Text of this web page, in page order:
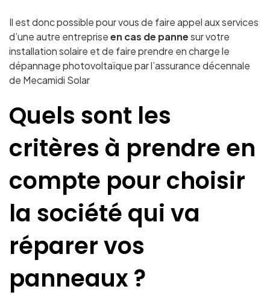
Il est donc possible pour vous de faire appel aux services
d’une autre entrepriseen cas de pannesur votre
installation solaire et de faire prendre en charge le
dépannage photovoltaïque par l’assurance décennale
de Mecamidi Solar
Quels sont les
critères à prendre en
compte pour choisir
la société qui va
réparer vos
panneaux ?